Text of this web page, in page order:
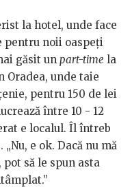
la hotel, unde face
pentru noii oaspeți
găsit un part-time la
Oradea, unde taie
pentru 150 de lei
între 10 - 12
e localul. Îl întreb
e ok. Dacă nu mă
să le spun asta